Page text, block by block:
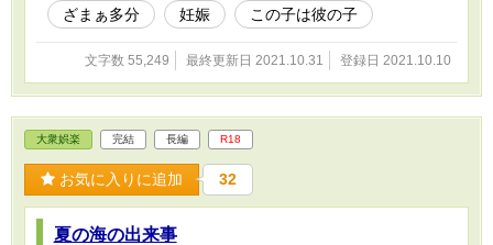
ざまぁ多分
妊娠 この子は彼の子
文字数 55,249 最終更新日 2021.10.31 登録日 2021.10.10
大衆娯楽 完結 長編 R18
お気に入りに追加 32
夏の海の出来事